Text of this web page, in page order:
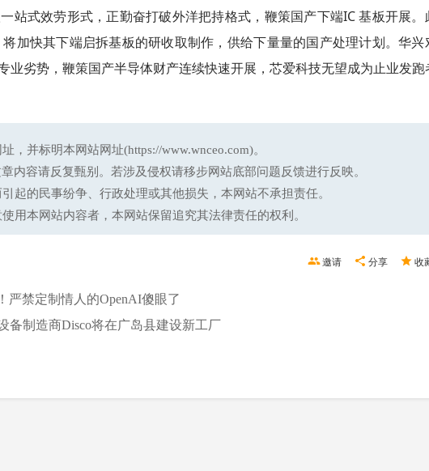
站式效劳形式，正勤奋打破外洋把持格式，鞭策国产下端IC 基板开展。
加快其下端启拆基板的研收取制作，供给下量量的国产处理计划。华兴
业劣势，鞭策国产半导体财产连续快速开展，芯爱科技无望成为止业发跑
，并标明本网站网址(https://www.wnceo.com)。
内容请反复甄别。若涉及侵权请移步网站底部问题反馈进行反映。
起的民事纷争、行政处理或其他损失，本网站不承担责任。
用本网站内容者，本网站保留追究其法律责任的权利。
收
分享
邀请
严禁定制情人的OpenAI傻眼了
备制造商Disco将在广岛县建设新工厂